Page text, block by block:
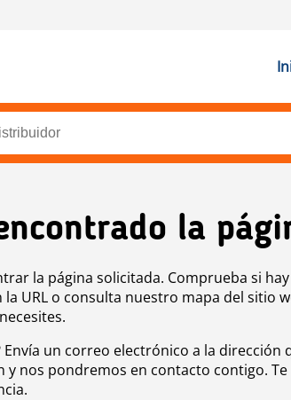
la
la página solicitada. Comprueba si hay
URL o consulta nuestro mapa del sitio
un correo electrónico a la dirección
y nos pondremos en contacto contigo. Te